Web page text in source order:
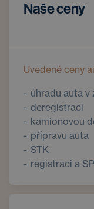
Naše ceny
Uvedené ceny
úhradu auta v
deregistraci
kamionovou
přípravu auta
STK
registraci a